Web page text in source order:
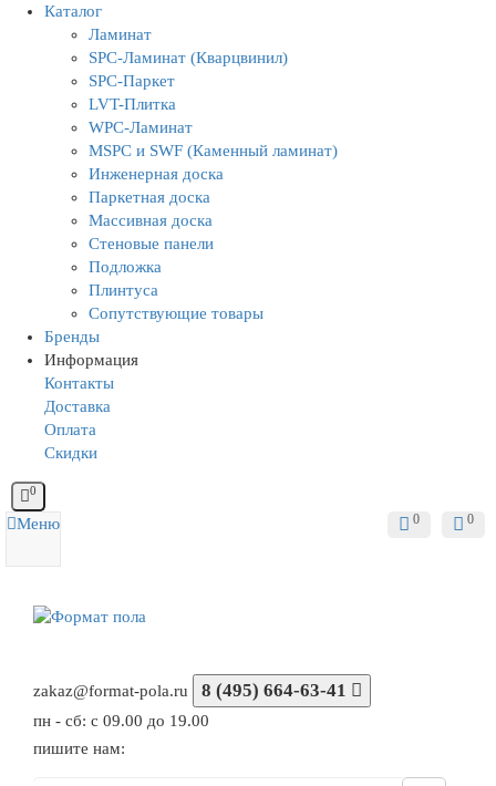
Каталог
Ламинат
SPC-Ламинат (Кварцвинил)
SPC-Паркет
LVT-Плитка
WPC-Ламинат
MSPC и SWF (Каменный ламинат)
Инженерная доска
Паркетная доска
Массивная доска
Стеновые панели
Подложка
Плинтуса
Сопутствующие товары
Бренды
Информация
Контакты
Доставка
Оплата
Скидки
0
0
0
Меню
zakaz@format-pola.ru 8 (495) 664-63-41
пн - сб: с 09.00 до 19.00
пишите нам: